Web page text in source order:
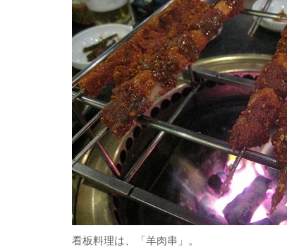
看板料理は、「羊肉串」。